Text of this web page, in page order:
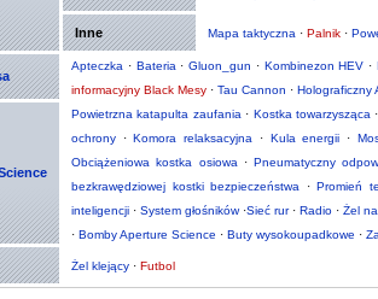
Inne Mapa taktyczna · Palnik ·
Apteczka · Bateria · Gluon_gun · Kombinezon HEV ·
informacyjny Black Mesy · Tau Cannon · Holograficzny
Powietrzna katapulta zaufania · Kostka towarzysząca
ochrony ·Komora relaksacyjna · Kula energii ·
Obciążeniowa kostka osiowa · Pneumatyczny
bezkrawędziowej kostki bezpieczeństwa
·Promień
inteligencji · System głośników·Sieć rur· Radio · Żel
· Bomby Aperture Science · Buty wysokoupadkowe ·
Żel klejący · Futbol